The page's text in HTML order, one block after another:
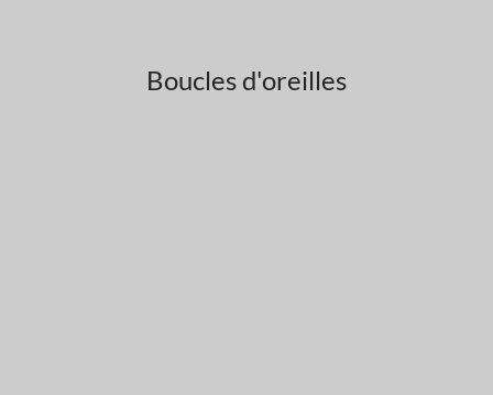
Boucles d'oreilles